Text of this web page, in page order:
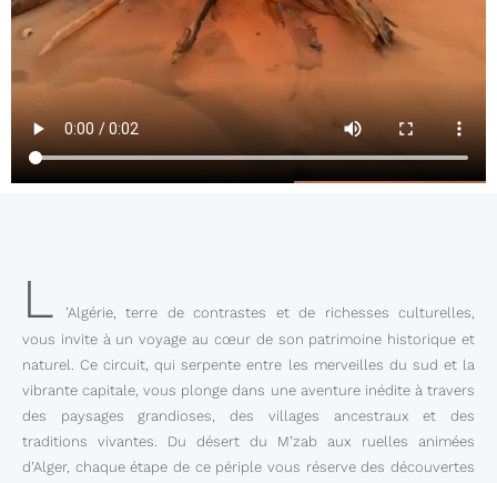
L
’Algérie, terre de contrastes et de richesses culturelles,
vous invite à un voyage au cœur de son patrimoine historique et
naturel. Ce circuit, qui serpente entre les merveilles du sud et la
vibrante capitale, vous plonge dans une aventure inédite à travers
des paysages grandioses, des villages ancestraux et des
traditions vivantes. Du désert du M’zab aux ruelles animées
d’Alger, chaque étape de ce périple vous réserve des découvertes